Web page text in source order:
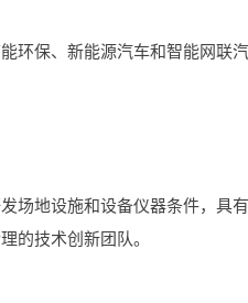
环保、新能源汽车和智能网联
场地设施和设备仪器条件，具
的技术创新团队。